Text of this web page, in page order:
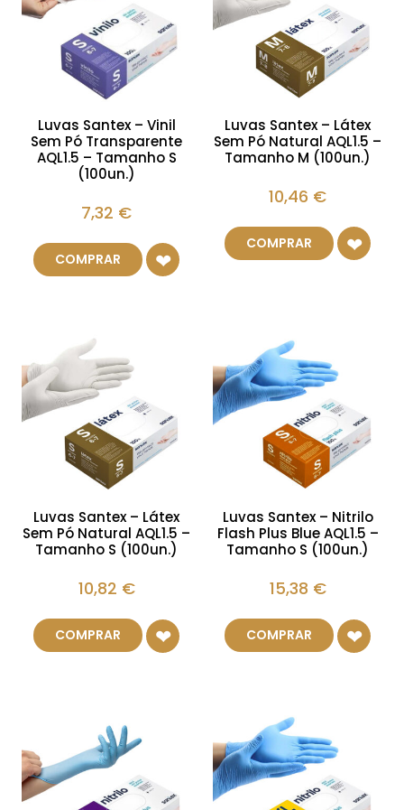
Luvas Santex – Vinil
Sem Pó Transparente
AQL1.5 – Tamanho S
(100un.)
7,32 €
COMPRAR
Luvas Santex – Látex
Sem Pó Natural AQL1.5 –
Tamanho M (100un.)
10,46 €
COMPRAR
Luvas Santex – Látex
Sem Pó Natural AQL1.5 –
Tamanho S (100un.)
10,82 €
COMPRAR
Luvas Santex – Nitrilo
Flash Plus Blue AQL1.5 –
Tamanho S (100un.)
15,38 €
COMPRAR